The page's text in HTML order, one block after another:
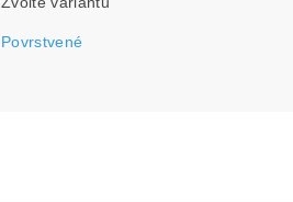
Povrstvené